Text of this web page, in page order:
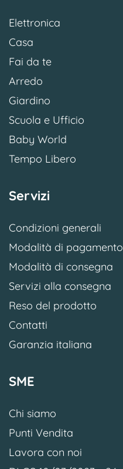
Elettronica
Casa
Fai da te
Arredo
Giardino
Scuola e Ufficio
Baby World
Tempo Libero
Servizi
Condizioni generali
Modalità di pagamento
Modalità di consegna
Servizi alla consegna
Reso del prodotto
Contatti
Garanzia italiana
SME
Chi siamo
Punti Vendita
Lavora con noi